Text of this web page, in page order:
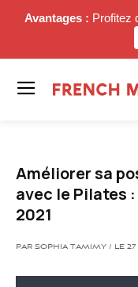
Avantages : Profitez
Améliorer sa
avec le Pilates
2021
PAR SOPHIA TAMIMY / LE 27